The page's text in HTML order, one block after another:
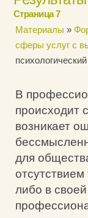
Страница 7
Материалы »
сферы услуг с
В
происходит
возникает
для
либо в